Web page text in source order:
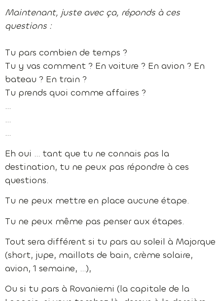
Maintenant, juste avec ça, réponds à ces
questions :
Tu pars combien de temps ?
Tu y vas comment ? En voiture ? En avion ? En
bateau ? En train ?
Tu prends quoi comme affaires ?
…
…
…
Eh oui … tant que tu ne connais pas la
destination, tu ne peux pas répondre à ces
questions.
Tu ne peux mettre en place aucune étape.
Tu ne peux même pas penser aux étapes.
Tout sera différent si tu pars au soleil à Majorque
(short, jupe, maillots de bain, crème solaire,
avion, 1 semaine, …),
Ou si tu pars à Rovaniemi (la capitale de la